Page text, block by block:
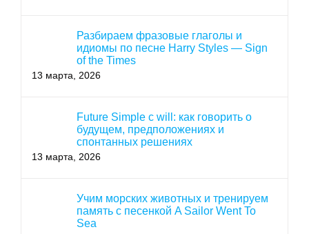
Разбираем фразовые глаголы и
идиомы по песне Harry Styles — Sign
of the Times
13 марта, 2026
Future Simple с will: как говорить о
будущем, предположениях и
спонтанных решениях
13 марта, 2026
Учим морских животных и тренируем
память с песенкой A Sailor Went To
Sea